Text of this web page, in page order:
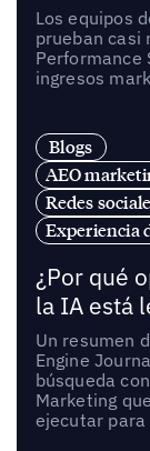
Los equipos
prueban casi
Performance
ingresos
Blogs
AEO
Redes
Experiencia
¿Por qué
la IA está
Un resumen
Engine
búsqueda
Marketing
ejecutar